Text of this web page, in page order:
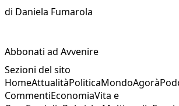
di Daniela Fumarola
Abbonati ad Avvenire
Sezioni del sito
HomeAttualitàPoliticaMondoAgorà
CommentiEconomiaVita e